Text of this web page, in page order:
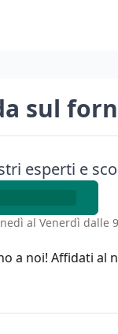
sul
esperti e
al Venerdì dalle
a noi! Affidati al